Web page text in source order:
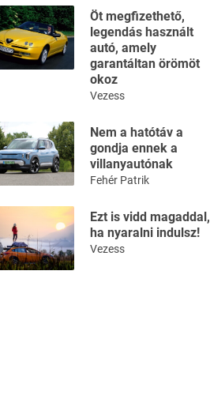
Öt megfizethető,
legendás használt
autó, amely
garantáltan örömöt
okoz
Vezess
Nem a hatótáv a
gondja ennek a
villanyautónak
Fehér Patrik
Ezt is vidd magaddal,
ha nyaralni indulsz!
Vezess